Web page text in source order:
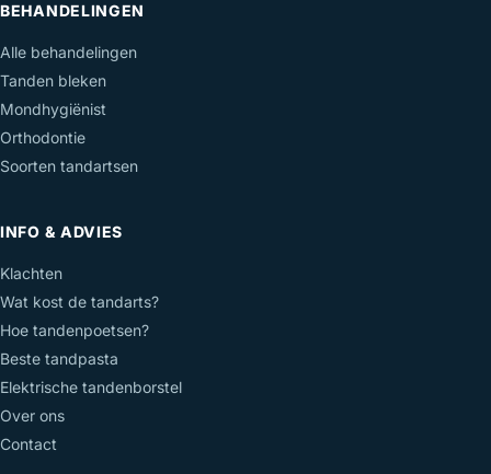
BEHANDELINGEN
Alle behandelingen
Tanden bleken
Mondhygiënist
Orthodontie
Soorten tandartsen
INFO & ADVIES
Klachten
Wat kost de tandarts?
Hoe tandenpoetsen?
Beste tandpasta
Elektrische tandenborstel
Over ons
Contact